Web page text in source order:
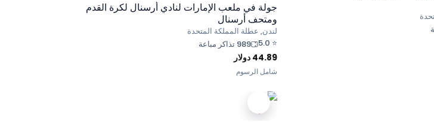
جولة في ملعب الإمارات لنادي أرسنال لكرة القدم
ومتحف أرسنال
لندن, عطلة المملكة المتحدة
⭐
5.0 989 تذاكر مباعة
44.89 دولار
شامل الرسوم